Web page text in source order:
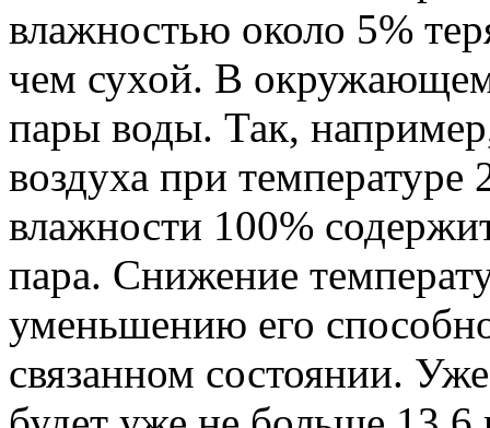
влажностью около 5%
чем сухой. В окружающем
пары воды. Так,
воздуха при температуре
влажности 100%
пара. Снижение
уменьшению его
связанном состоянии.